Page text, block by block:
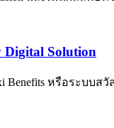
Digital Solution
Benefits หรือระบ